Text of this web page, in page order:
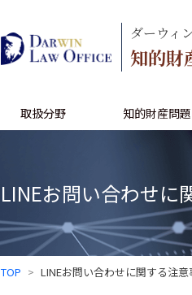
ダーウィ
知的財
取扱分野 知的財産問
LINEお問い合わせに
TOP LINEお問い合わせに関する注意